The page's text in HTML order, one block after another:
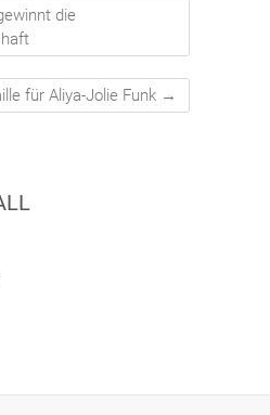
die
für Aliya-Jolie Funk →